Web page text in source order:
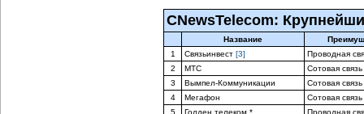
CNewsTelecom:
Название
1
Связьинвест [3]
Проводная
2
МТС
Сотовая связь
3
Вымпел-Коммуникации
Сотовая связь
4
Мегафон
Сотовая связь
5
Голден телеком *
Проводная